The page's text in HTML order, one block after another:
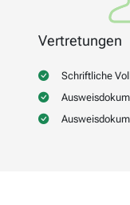
Vertretungen
Schriftliche